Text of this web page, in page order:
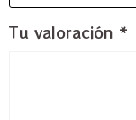
Tu valoración *